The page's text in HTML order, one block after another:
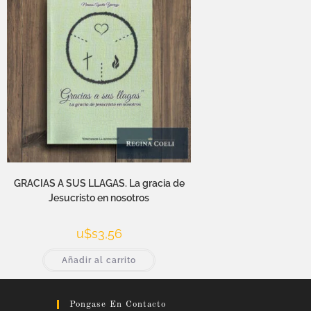
GRACIAS A SUS LLAGAS. La gracia de
Jesucristo en nosotros
u$s3,56
Añadir al carrito
Pongase En Contacto